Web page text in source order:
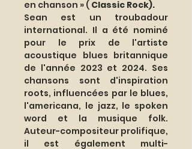
en chanson » ( Classic Rock).
Sean est un troubadour
international. Il a été nominé
pour le prix de l'artiste
acoustique blues britannique
de l'année 2023 et 2024. Ses
chansons sont d'inspiration
roots, influencées par le blues,
l'americana, le jazz, le spoken
word et la musique folk.
Auteur-compositeur prolifique,
il est également multi-